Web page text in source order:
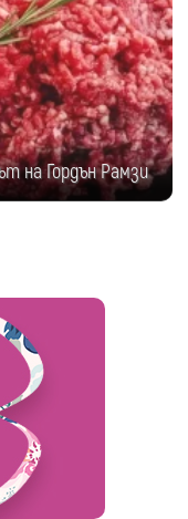
на Гордън Рамзи